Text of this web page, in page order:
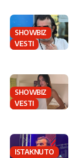
SHOWBIZ
VESTI
SHOWBIZ
VESTI
ISTAKNUTO